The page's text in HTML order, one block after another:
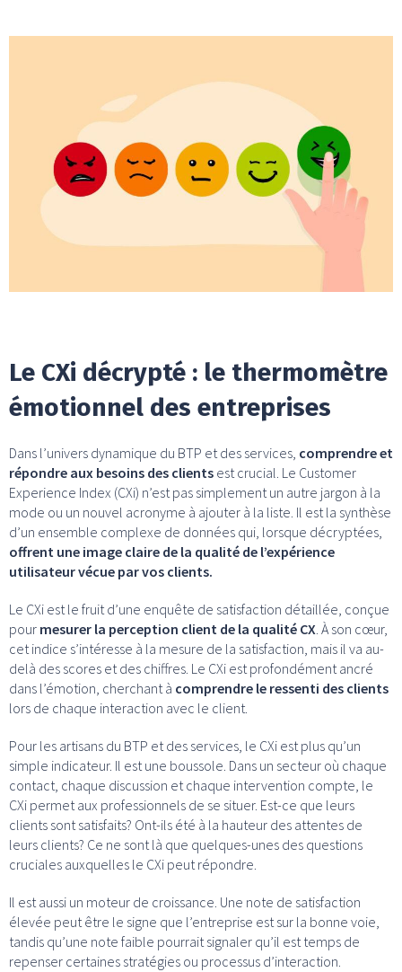
Le CXi décrypté : le thermomètre
émotionnel des entreprises
Dans l’univers dynamique du BTP et des services, comprendre et
répondre aux besoins des clients est crucial. Le Customer
Experience Index (CXi) n’est pas simplement un autre jargon à la
mode ou un nouvel acronyme à ajouter à la liste. Il est la synthèse
d’un ensemble complexe de données qui, lorsque décryptées,
offrent une image claire de la qualité de l’expérience
utilisateur vécue par vos clients.
Le CXi est le fruit d’une enquête de satisfaction détaillée, conçue
pour mesurer la perception client de la qualité CX. À son cœur,
cet indice s’intéresse à la mesure de la satisfaction, mais il va au-
delà des scores et des chiffres. Le CXi est profondément ancré
dans l’émotion, cherchant à comprendre le ressenti des clients
lors de chaque interaction avec le client.
Pour les artisans du BTP et des services, le CXi est plus qu’un
simple indicateur. Il est une boussole. Dans un secteur où chaque
contact, chaque discussion et chaque intervention compte, le
CXi permet aux professionnels de se situer. Est-ce que leurs
clients sont satisfaits? Ont-ils été à la hauteur des attentes de
leurs clients? Ce ne sont là que quelques-unes des questions
cruciales auxquelles le CXi peut répondre.
Il est aussi un moteur de croissance. Une note de satisfaction
élevée peut être le signe que l’entreprise est sur la bonne voie,
tandis qu’une note faible pourrait signaler qu’il est temps de
repenser certaines stratégies ou processus d’interaction.